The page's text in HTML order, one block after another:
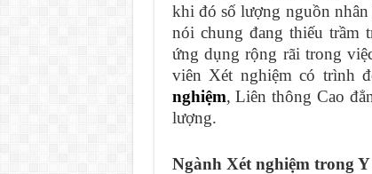
khi đó số lượng nguồn
nói chung đang thiếu trầm
ứng dụng rộng rãi trong
viên Xét nghiệm có trình
nghiệm, Liên thông Cao
lượng.
Ngành Xét nghiệm trong